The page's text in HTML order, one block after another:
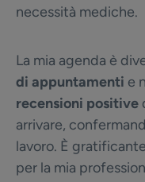
necessità mediche.
La mia agenda è
di appuntamenti e
recensioni positive
arrivare,
lavoro. È
per la mia